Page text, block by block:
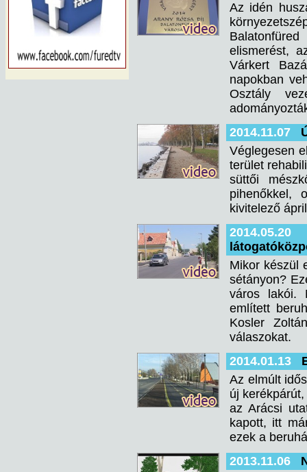
Az idén
elismerést,
Várkert
napokban
Osztály
2014.11.07
Véglegesen
terület
süttői
pihenőkkel,
kivitelező
2014.05.20
Mikor készül
sétányon?
város lakói.
említett
Kosler
válaszokat.
2014.01.13
Az elmúlt
új
az Arácsi
kapott, itt
ezek a
2013.11.06